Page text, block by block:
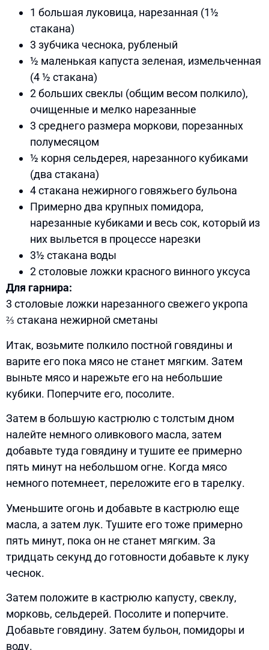
1 большая луковица, нарезанная (1½
стакана)
3 зубчика чеснока, рубленый
½ маленькая капуста зеленая, измельченная
(4 ½ стакана)
2 больших свеклы (общим весом полкило),
очищенные и мелко нарезанные
3 среднего размера моркови, порезанных
полумесяцом
½ корня сельдерея, нарезанного кубиками
(два стакана)
4 стакана нежирного говяжьего бульона
Примерно два крупных помидора,
нарезанные кубиками и весь сок, который из
них выльется в процессе нарезки
3½ стакана воды
2 столовые ложки красного винного уксуса
Для гарнира:
3 столовые ложки нарезанного свежего укропа
⅔ стакана нежирной сметаны
Итак, возьмите полкило постной говядины и
варите его пока мясо не станет мягким. Затем
выньте мясо и нарежьте его на небольшие
кубики. Поперчите его, посолите.
Затем в большую кастрюлю с толстым дном
налейте немного оливкового масла, затем
добавьте туда говядину и тушите ее примерно
пять минут на небольшом огне. Когда мясо
немного потемнеет, переложите его в тарелку.
Уменьшите огонь и добавьте в кастрюлю еще
масла, а затем лук. Тушите его тоже примерно
пять минут, пока он не станет мягким. За
тридцать секунд до готовности добавьте к луку
чеснок.
Затем положите в кастрюлю капусту, свеклу,
морковь, сельдерей. Посолите и поперчите.
Добавьте говядину. Затем бульон, помидоры и
воду.